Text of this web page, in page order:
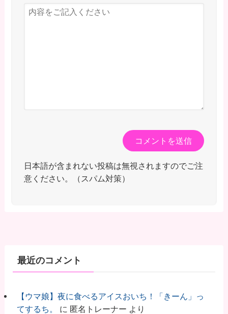
日本語が含まれない投稿は無視されますのでご注
意ください。（スパム対策）
最近のコメント
【ウマ娘】夜に食べるアイスおいち！「きーん」っ
てするち。
に 匿名トレーナー より